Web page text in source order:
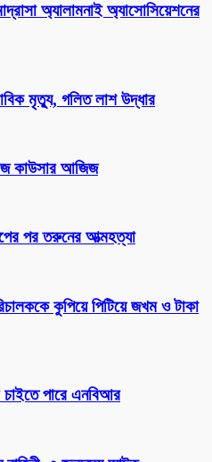
অ্যালামনাই অ্যাসোসিয়েশনের
মৃত্যু, গলিত লাশ উদ্ধার
কাউসার আজিজ
পর তরুনের আত্মহত্যা
কুপিয়ে পিটিয়ে জখম ও টাকা
পারে এনবিআর